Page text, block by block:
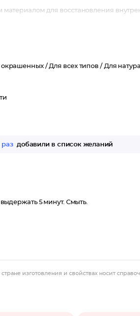
для восстановления
Kezy положительно влияет на волосы
окрашенных /Для всех типов / Для
раз добавили в список желаний
5 минут. Смыть.
изготовления и свойствах носит